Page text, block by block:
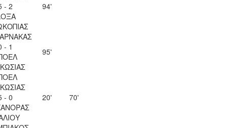
- 2
94'
- 1
95'
- 0
20' 70'